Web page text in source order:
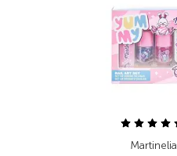
Martinelia